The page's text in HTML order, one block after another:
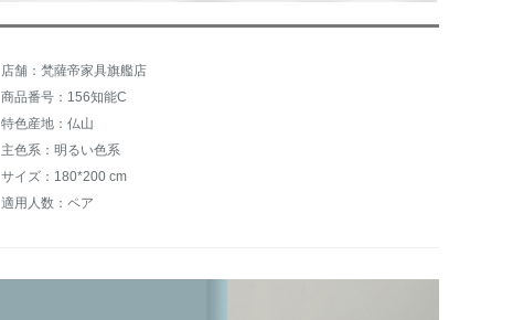
店舗：梵薩帝家具旗艦店
商品番号：156知能C
特色産地：仏山
主色系：明るい色系
サイズ：180*200 cm
適用人数：ペア